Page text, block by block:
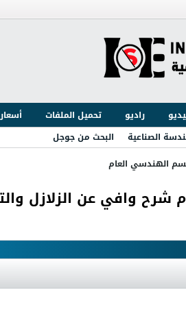
راديو تحميل الملفات
الصناعية
البحث من جوجل
الهندسي العام
وافي عن الزلازل